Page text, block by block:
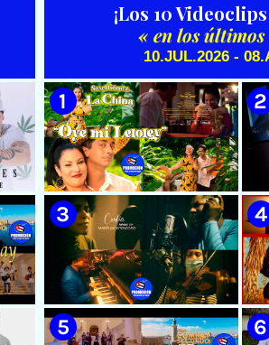
-
¡Los 10
« en los
10.JUL.2026 -
🟡 Susel Gómez (La China) ||
¨Oye Mi Leloley¨ || Director:
Onelio Jesús Larralde González
|| Música popular bailable
cubana || Videoclip || CUBA